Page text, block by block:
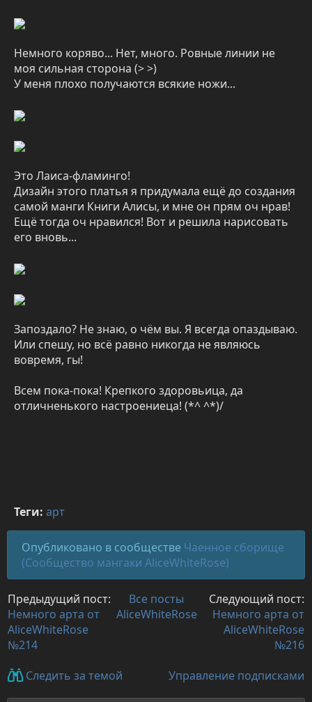
Немного коряво... Нет, много. Ровные линии не
моя сильная сторона (> >)
У меня плохо получаются всякие ножи...
Это Лаиса-фламинго!
Дизайн этого платья я придумала ещё до создания
самой манги Книги Алисы, и мне он прям оч нрав!
Ещё тогда оч нравился! Вот и решила нарисовать
его вновь...
Запоздало? Не знаю, о чём вы. Я всегда опаздываю.
Или спешу, но всё равно никогда не являюсь
вовремя, гы!
Всем пока-пока! Крепкого здоровьица, да
отличненького настроениеца! (*^ ^*)/
Теги: арт
Опубликовано в сообществе Чаенное сборище
(Сообщество мангаки AliceWhiteRose)
Предыдущий пост:
Немного арта от
AliceWhiteRose
№214
Все посты
AliceWhiteRose
Следующий пост:
Немного арта от
AliceWhiteRose
№216
Следить за темой Управление подписками